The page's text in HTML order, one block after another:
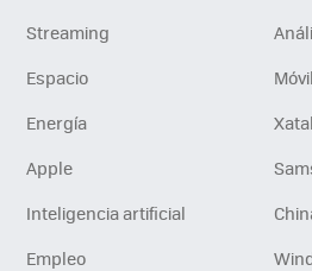
Streaming
Espacio
Energía
Apple
Inteligencia artificial
Empleo